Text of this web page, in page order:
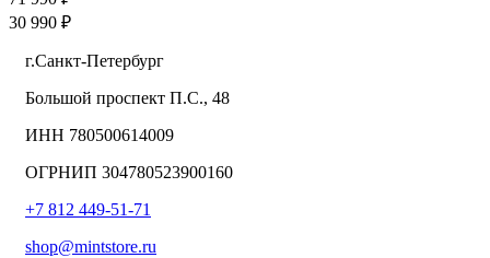
30 990 ₽
г.Санкт-Петербург
Большой проспект П.С., 48
ИНН 780500614009
ОГРНИП 304780523900160
+7 812 449-51-71
shop@mintstore.ru